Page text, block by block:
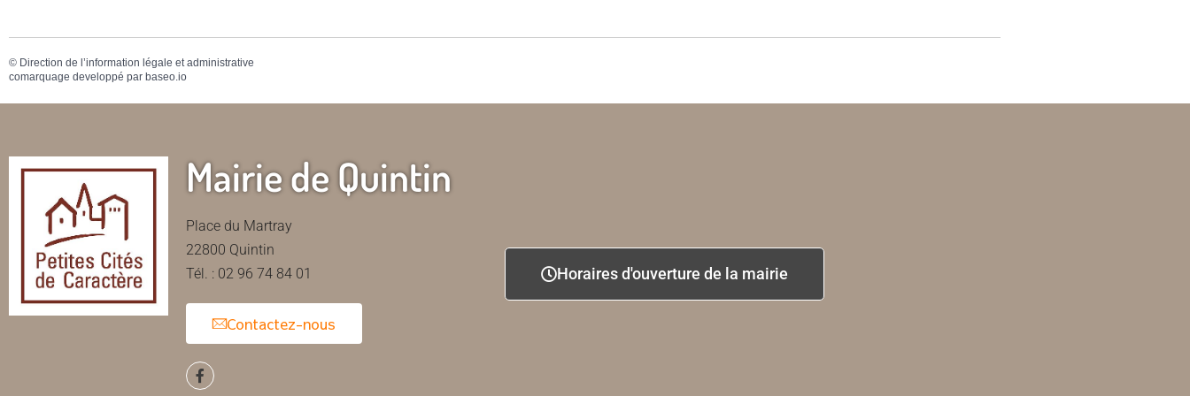
© Direction de l’information légale et administrative
comarquage developpé par baseo.io
Mairie de Quintin
Place du Martray
22800 Quintin
Tél. : 02 96 74 84 01
Contactez-nous
Horaires d'ouverture de la mairie